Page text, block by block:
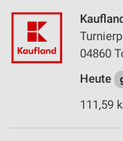
04860
Heute
111,59
Speichern von
auf einem Endgerät
Verwendung
Erstellung von